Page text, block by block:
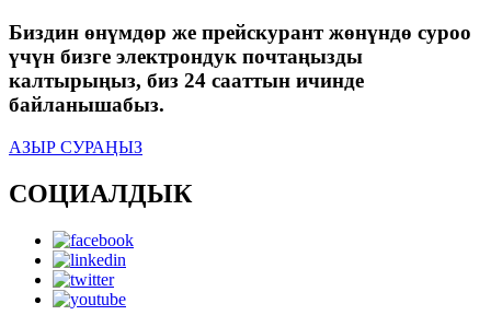
Биздин өнүмдөр же прейскурант жөнүндө суроо
үчүн бизге электрондук почтаңызды
калтырыңыз, биз 24 сааттын ичинде
байланышабыз.
АЗЫР СУРАҢЫЗ
СОЦИАЛДЫК